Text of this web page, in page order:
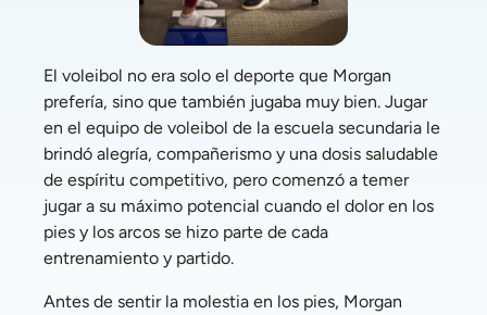
El voleibol no era solo el deporte que Morgan
prefería, sino que también jugaba muy bien. Jugar
en el equipo de voleibol de la escuela secundaria le
brindó alegría, compañerismo y una dosis saludable
de espíritu competitivo, pero comenzó a temer
jugar a su máximo potencial cuando el dolor en los
pies y los arcos se hizo parte de cada
entrenamiento y partido.
Antes de sentir la molestia en los pies, Morgan